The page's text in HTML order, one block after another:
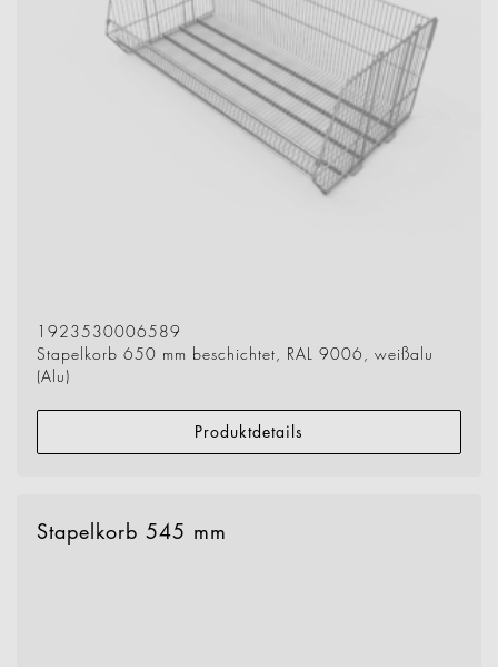
1923530006589
Stapelkorb 650 mm beschichtet, RAL 9006, weißalu
(Alu)
Produktdetails
Stapelkorb 545 mm